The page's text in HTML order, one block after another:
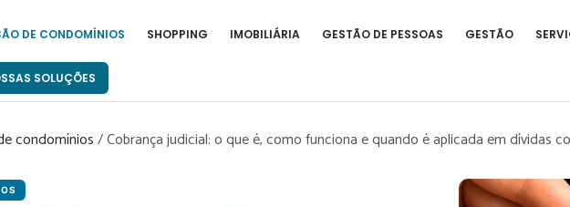
DE CONDOMÍNIOS SHOPPING IMOBILIÁRIA GESTÃO DE PESSOAS GESTÃO
SOLUÇÕES
condomínios/Cobrança judicial: o que é, como funciona e quando é aplicada em dívidas